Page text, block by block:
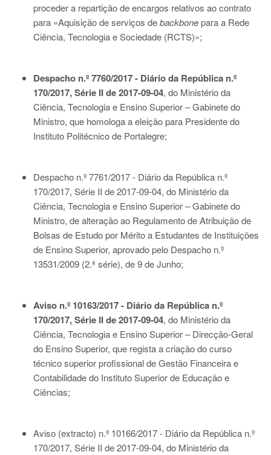
proceder a repartição de encargos relativos ao contrato
para «Aquisição de serviços debackbonepara a Rede
Ciência, Tecnologia e Sociedade (RCTS)»;
Despacho n.º 7760/2017 - Diário da República n.º
170/2017, Série II de 2017-09-04, do Ministério da
Ciência, Tecnologia e Ensino Superior – Gabinete do
Ministro, que homologa a eleição para Presidente do
Instituto Politécnico de Portalegre;
Despacho n.º 7761/2017 - Diário da República n.º
170/2017, Série II de 2017-09-04, do Ministério da
Ciência, Tecnologia e Ensino Superior – Gabinete do
Ministro, de alteração ao Regulamento de Atribuição de
Bolsas de Estudo por Mérito a Estudantes de Instituições
de Ensino Superior, aprovado pelo Despacho n.º
13531/2009 (2.ª série), de 9 de Junho;
Aviso n.º 10163/2017 - Diário da República n.º
170/2017, Série II de 2017-09-04, do Ministério da
Ciência, Tecnologia e Ensino Superior – Direcção-Geral
do Ensino Superior, que regista a criação do curso
técnico superior profissional de Gestão Financeira e
Contabilidade do Instituto Superior de Educação e
Ciências;
Aviso (extracto) n.º 10166/2017 - Diário da República n.º
170/2017, Série II de 2017-09-04, do Ministério da